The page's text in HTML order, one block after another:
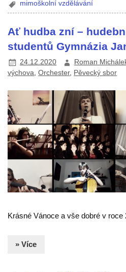
mimoškolní vzdělávání
Ať hudba zní –
studentů Gymnázia
24.12.2020 Roman
výchova ,Orchester, Pěvecký sbor
Krásné Vánoce a vše dobré v roce
» Více